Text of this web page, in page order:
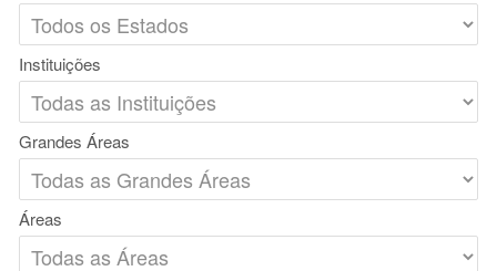
Instituições
Grandes Áreas
Áreas